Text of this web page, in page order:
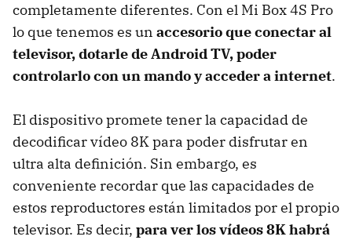
completamente diferentes. Con el Mi Box 4S Pro
lo que tenemos es un accesorio que conectar al
televisor, dotarle de Android TV, poder
controlarlo con un mando y acceder a internet.
El dispositivo promete tener la capacidad de
decodificar vídeo 8K para poder disfrutar en
ultra alta definición. Sin embargo, es
conveniente recordar que las capacidades de
estos reproductores están limitados por el propio
televisor. Es decir, para ver los vídeos 8K habrá